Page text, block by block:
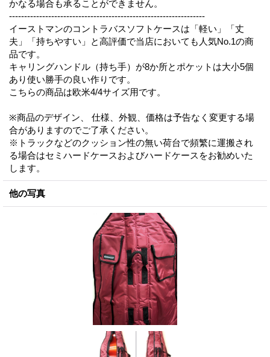
かなる場合も承ることができません。
-----------------------------------------------------------------
イーストマンのコントラバスソフトケースは「軽い」「丈
夫」「持ちやすい」と高評価で当店においても人気No.1の商
品です。
キャリングハンドル（持ち手）が8か所とポケットは大小5個
あり使い勝手の良い作りです。
こちらの商品は欧米4/4サイズ用です。
※商品のデザイン、 仕様、外観、価格は予告なく変更する場
合がありますのでご了承ください。
※トラックなどのクッション性の無い荷台で頻繁に運搬され
る場合はセミハードケースおよびハードケースをお勧めいた
します。
他の写真